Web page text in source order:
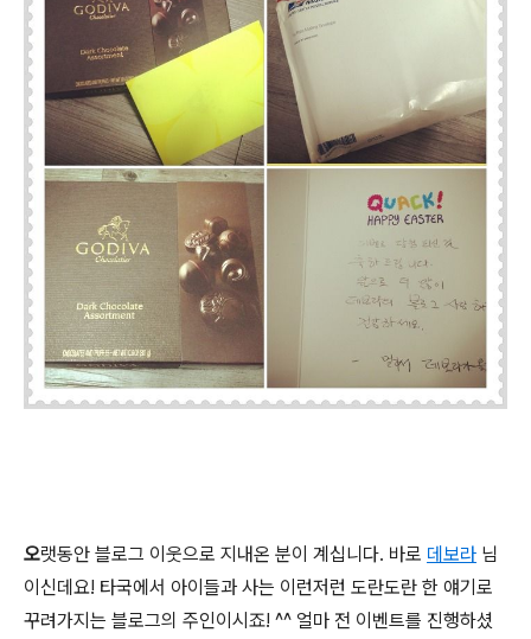
오랫동안 블로그 이웃으로 지내온 분이 계십니다. 바로 데보라 님
이신데요! 타국에서 아이들과 사는 이런저런 도란도란 한 얘기로
꾸려가지는 블로그의 주인이시죠! ^^ 얼마 전 이벤트를 진행하셨